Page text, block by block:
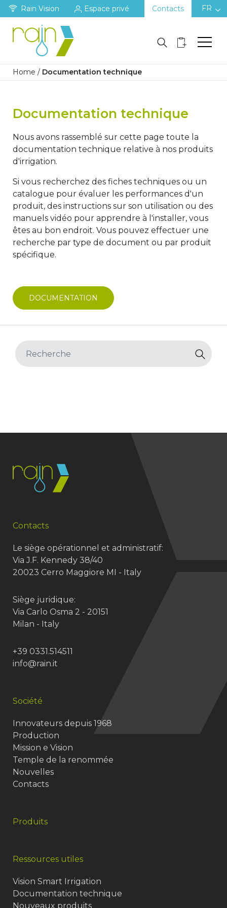
Rain Vision Espace privé Contacts FR
Home / Documentation technique
Documentation technique
Nous avons rassemblé sur cette page toute la
documentation technique relative à nos produits
d'irrigation.
Si vous recherchez des fiches techniques ou un
catalogue pour évaluer les performances d'un
produit, des instructions sur son utilisation ou des
manuels vidéo pour apprendre à l'installer, vous
êtes au bon endroit. Vous pouvez effectuer une
recherche par type de document ou par produit
spécifique.
DOCUMENTATION
Contacts
Le siège opérationnel et administratif:
Via J.F. Kennedy 38/40
20023 Cerro Maggiore MI - Italy
Siège juridique:
Via Carlo Osma 2 - 20151
Milan - Italy
+39 0331.514511
info@rain.it
Société
Innovateurs depuis 1968
Production
Mission e Vision
Temple de la renommée
Nouvelles
Contacts
Produits
Ressources utiles
Vision Smart Irrigation
Documentation technique
Nouveaux produits